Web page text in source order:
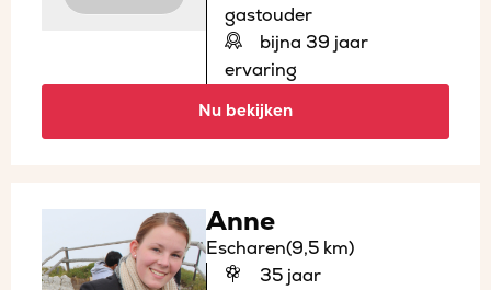
gastouder
bijna 39 jaar
ervaring
Nu bekijken
Anne
Escharen(9,5 km)
35 jaar